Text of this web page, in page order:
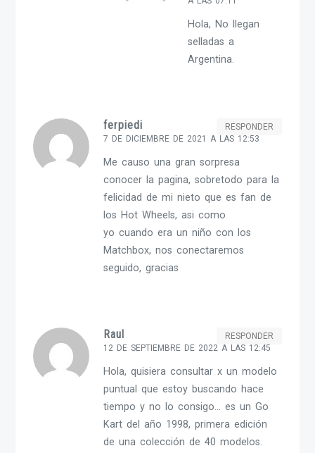
Hola, No llegan
selladas a
Argentina.
ferpiedi
7 DE DICIEMBRE DE 2021 A LAS 12:53
RESPONDER
Me causo una gran sorpresa
conocer la pagina, sobretodo para la
felicidad de mi nieto que es fan de
los Hot Wheels, asi como
yo cuando era un niño con los
Matchbox, nos conectaremos
seguido, gracias
Raul
12 DE SEPTIEMBRE DE 2022 A LAS 12:45
RESPONDER
Hola, quisiera consultar x un modelo
puntual que estoy buscando hace
tiempo y no lo consigo… es un Go
Kart del año 1998, primera edición
de una colección de 40 modelos.